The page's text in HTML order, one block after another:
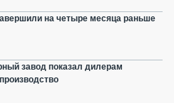
на четыре месяца раньше
завод показал дилерам